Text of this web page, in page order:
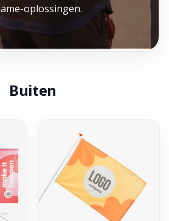
oplossingen.
Buiten